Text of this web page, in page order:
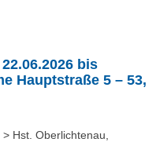
bis
Hauptstraße 5 – 53,
Hst. Oberlichtenau,